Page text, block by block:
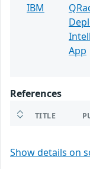
IBM
App
References
TITLE
Show details on